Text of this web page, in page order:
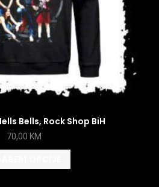
Bells, Rock Shop BiH
70,00 KM